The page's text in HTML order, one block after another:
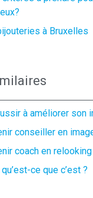
à Bruxelles
à améliorer son
conseiller en
coach en relooking
ce que c’est ?